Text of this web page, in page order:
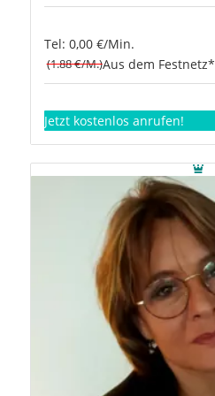
Tel: 0,00 €/Min.
(1.88 €/M.)Aus dem Festnetz*
Jetzt kostenlos anrufen!